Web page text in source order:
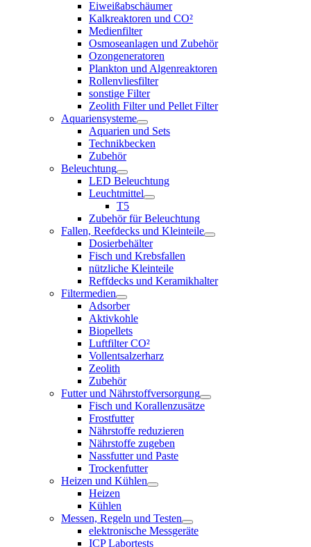
Eiweißabschäumer
Kalkreaktoren und CO²
Medienfilter
Osmoseanlagen und Zubehör
Ozongeneratoren
Plankton und Algenreaktoren
Rollenvliesfilter
sonstige Filter
Zeolith Filter und Pellet Filter
Aquariensysteme
Aquarien und Sets
Technikbecken
Zubehör
Beleuchtung
LED Beleuchtung
Leuchtmittel
T5
Zubehör für Beleuchtung
Fallen, Reefdecks und Kleinteile
Dosierbehälter
Fisch und Krebsfallen
nützliche Kleinteile
Reffdecks und Keramikhalter
Filtermedien
Adsorber
Aktivkohle
Biopellets
Luftfilter CO²
Vollentsalzerharz
Zeolith
Zubehör
Futter und Nährstoffversorgung
Fisch und Korallenzusätze
Frostfutter
Nährstoffe reduzieren
Nährstoffe zugeben
Nassfutter und Paste
Trockenfutter
Heizen und Kühlen
Heizen
Kühlen
Messen, Regeln und Testen
elektronische Messgeräte
ICP Labortests